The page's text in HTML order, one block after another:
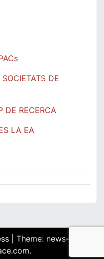
DE
DE RECERCA
LA EA
Theme: news-box by
.